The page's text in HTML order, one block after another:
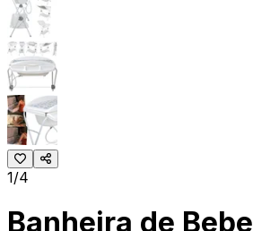
1/4
Banheira de Bebe